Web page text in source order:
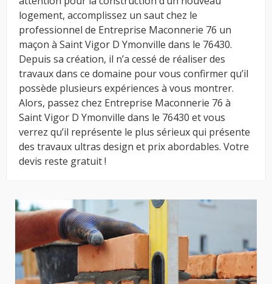
logement, accomplissez un saut chez le
professionnel de Entreprise Maconnerie 76 un
maçon à Saint Vigor D Ymonville dans le 76430.
Depuis sa création, il n’a cessé de réaliser des
travaux dans ce domaine pour vous confirmer qu’il
possède plusieurs expériences à vous montrer.
Alors, passez chez Entreprise Maconnerie 76 à
Saint Vigor D Ymonville dans le 76430 et vous
verrez qu’il représente le plus sérieux qui présente
des travaux ultras design et prix abordables. Votre
devis reste gratuit !